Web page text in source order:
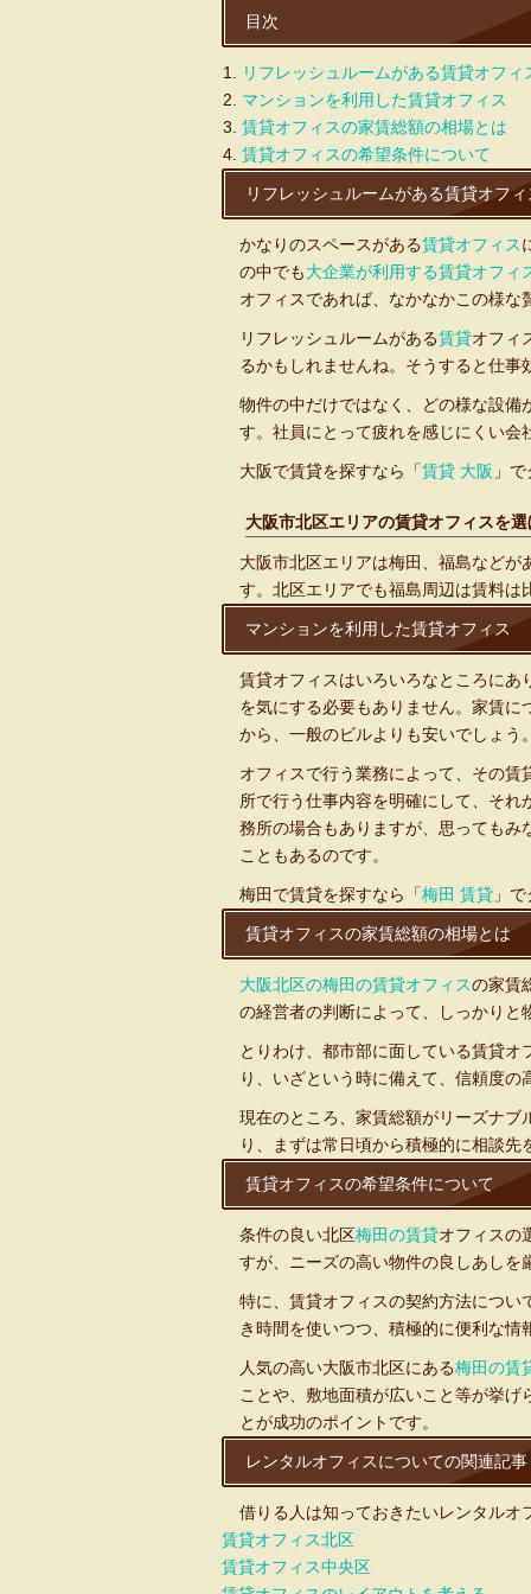
目次
リフレッシュルームがある賃貸オフィ
マンションを利用した賃貸オフィス
賃貸オフィスの家賃総額の相場とは
賃貸オフィスの希望条件について
リフレッシュルームがある賃貸オフィ
かなりのスペースがある賃貸オフィス
の中でも大企業が利用する賃貸オフィ
オフィスであれば、なかなかこの様な
リフレッシュルームがある賃貸オフィ
るかもしれませんね。そうすると仕事
物件の中だけではなく、どの様な設備
す。社員にとって疲れを感じにくい会
大阪で賃貸を探すなら「賃貸 大阪 」
大阪市北区エリアの賃貸オフィスを選
大阪市北区エリアは梅田、福島など
す。北区エリアでも福島周辺は賃料は
マンションを利用した賃貸オフィス
賃貸オフィスはいろいろなところに
を気にする必要もありません。家賃
から、一般のビルよりも安いでしょう。
オフィスで行う業務によって、その
所で行う仕事内容を明確にして、そ
務所の場合もありますが、思ってもみ
こともあるのです。
梅田で賃貸を探すなら「梅田 賃貸 」
賃貸オフィスの家賃総額の相場とは
大阪北区の梅田の賃貸オフィスの家賃
の経営者の判断によって、しっかりと
とりわけ、都市部に面している賃貸
り、いざという時に備えて、信頼度の
現在のところ、家賃総額がリーズナブ
り、まずは常日頃から積極的に相談先
賃貸オフィスの希望条件について
条件の良い北区梅田の賃貸オフィスの
すが、ニーズの高い物件の良しあしを
特に、賃貸オフィスの契約方法につ
き時間を使いつつ、積極的に便利な情
人気の高い大阪市北区にある梅田の賃
ことや、敷地面積が広いこと等が挙げ
とが成功のポイントです。
レンタルオフィスについての関連記事
借りる人は知っておきたいレンタルオ
賃貸オフィス北区
賃貸オフィス中央区